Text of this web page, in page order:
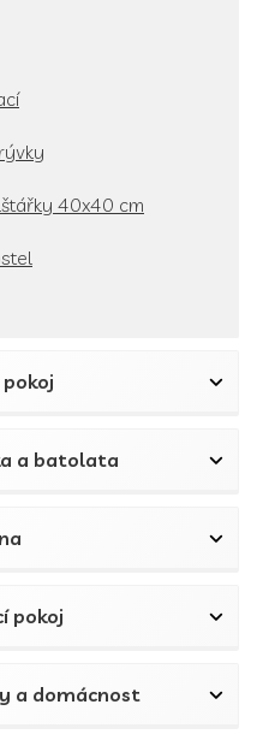
40x40 cm
a batolata
pokoj
a domácnost